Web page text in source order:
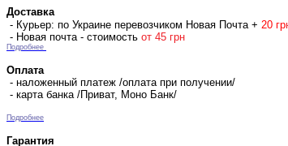
Доставка
- Курьер: по Украине перевозчиком Новая Почта + 20 гр
- Новая почта - стоимость от 45 грн
Подробнее
Оплата
- наложенный платеж /оплата при получении/
- карта банка /Приват, Моно Банк/
Подробнее
Гарантия